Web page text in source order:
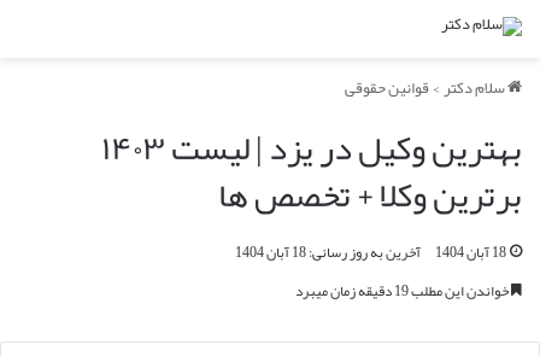
سلام دکتر>قوانین حقوقی
بهترین وکیل در یزد | لیست ۱۴۰۳
برترین وکلا + تخصص ها
18 آبان 1404
آخرین به روز رسانی: 18 آبان 1404
خواندن این مطلب 19 دقیقه زمان میبرد